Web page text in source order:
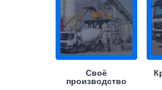
Своё
производство